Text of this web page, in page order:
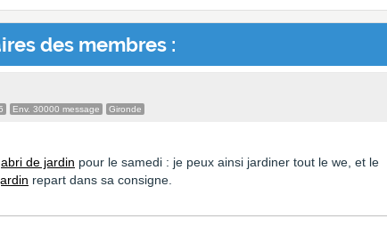
des membres :
Env. 30000 message Gironde
abri de jardin pour le samedi : je peux ainsi jardiner tout le we, et le
repart dans sa consigne.